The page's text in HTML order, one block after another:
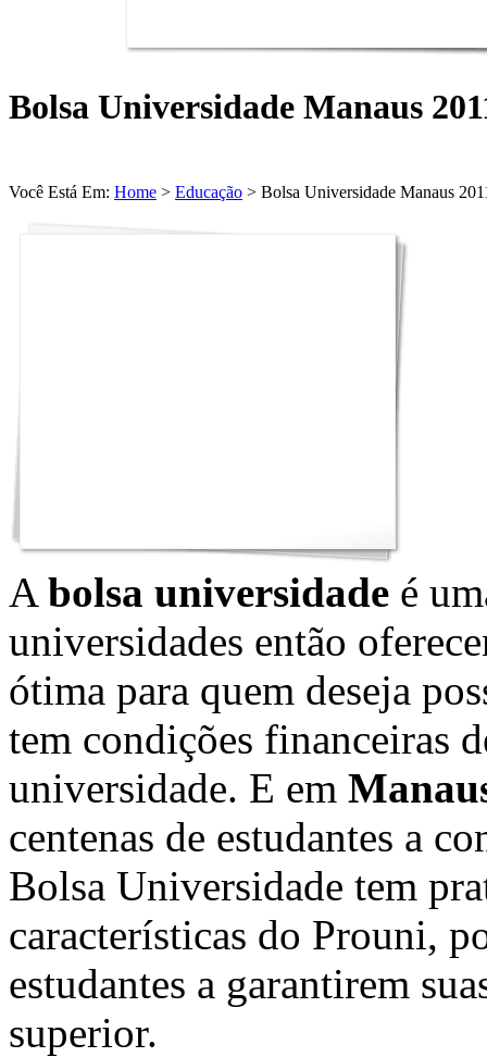
Bolsa Universidade Manaus
Você Está Em: Home > Educação > Bolsa Universidade Manaus
A bolsa universidade é
universidades então
ótima para quem deseja
tem condições financeiras
universidade. E em
centenas de estudantes a
Bolsa Universidade tem
características do Prouni,
estudantes a garantirem
superior.